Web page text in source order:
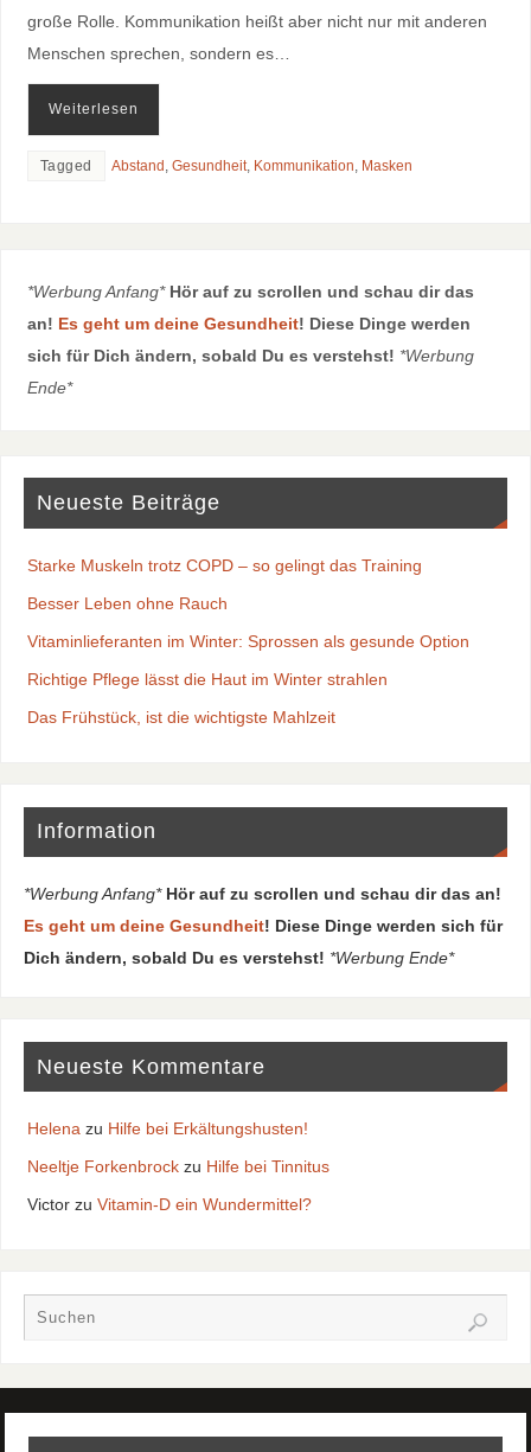
große Rolle. Kommunikation heißt aber nicht nur mit anderen
Menschen sprechen, sondern es…
Weiterlesen
Tagged Abstand , Gesundheit, Kommunikation, Masken
*Werbung Anfang* Hör auf zu scrollen und schau dir das
an! Es geht um deine Gesundheit! Diese Dinge werden
sich für Dich ändern, sobald Du es verstehst! *Werbung
Ende*
Neueste Beiträge
Starke Muskeln trotz COPD – so gelingt das Training
Besser Leben ohne Rauch
Vitaminlieferanten im Winter: Sprossen als gesunde Option
Richtige Pflege lässt die Haut im Winter strahlen
Das Frühstück, ist die wichtigste Mahlzeit
Information
*Werbung Anfang* Hör auf zu scrollen und schau dir das an!
Es geht um deine Gesundheit! Diese Dinge werden sich für
Dich ändern, sobald Du es verstehst! *Werbung Ende*
Neueste Kommentare
Helenazu Hilfe bei Erkältungshusten!
Neeltje Forkenbrockzu Hilfe bei Tinnitus
Victorzu Vitamin-D ein Wundermittel?